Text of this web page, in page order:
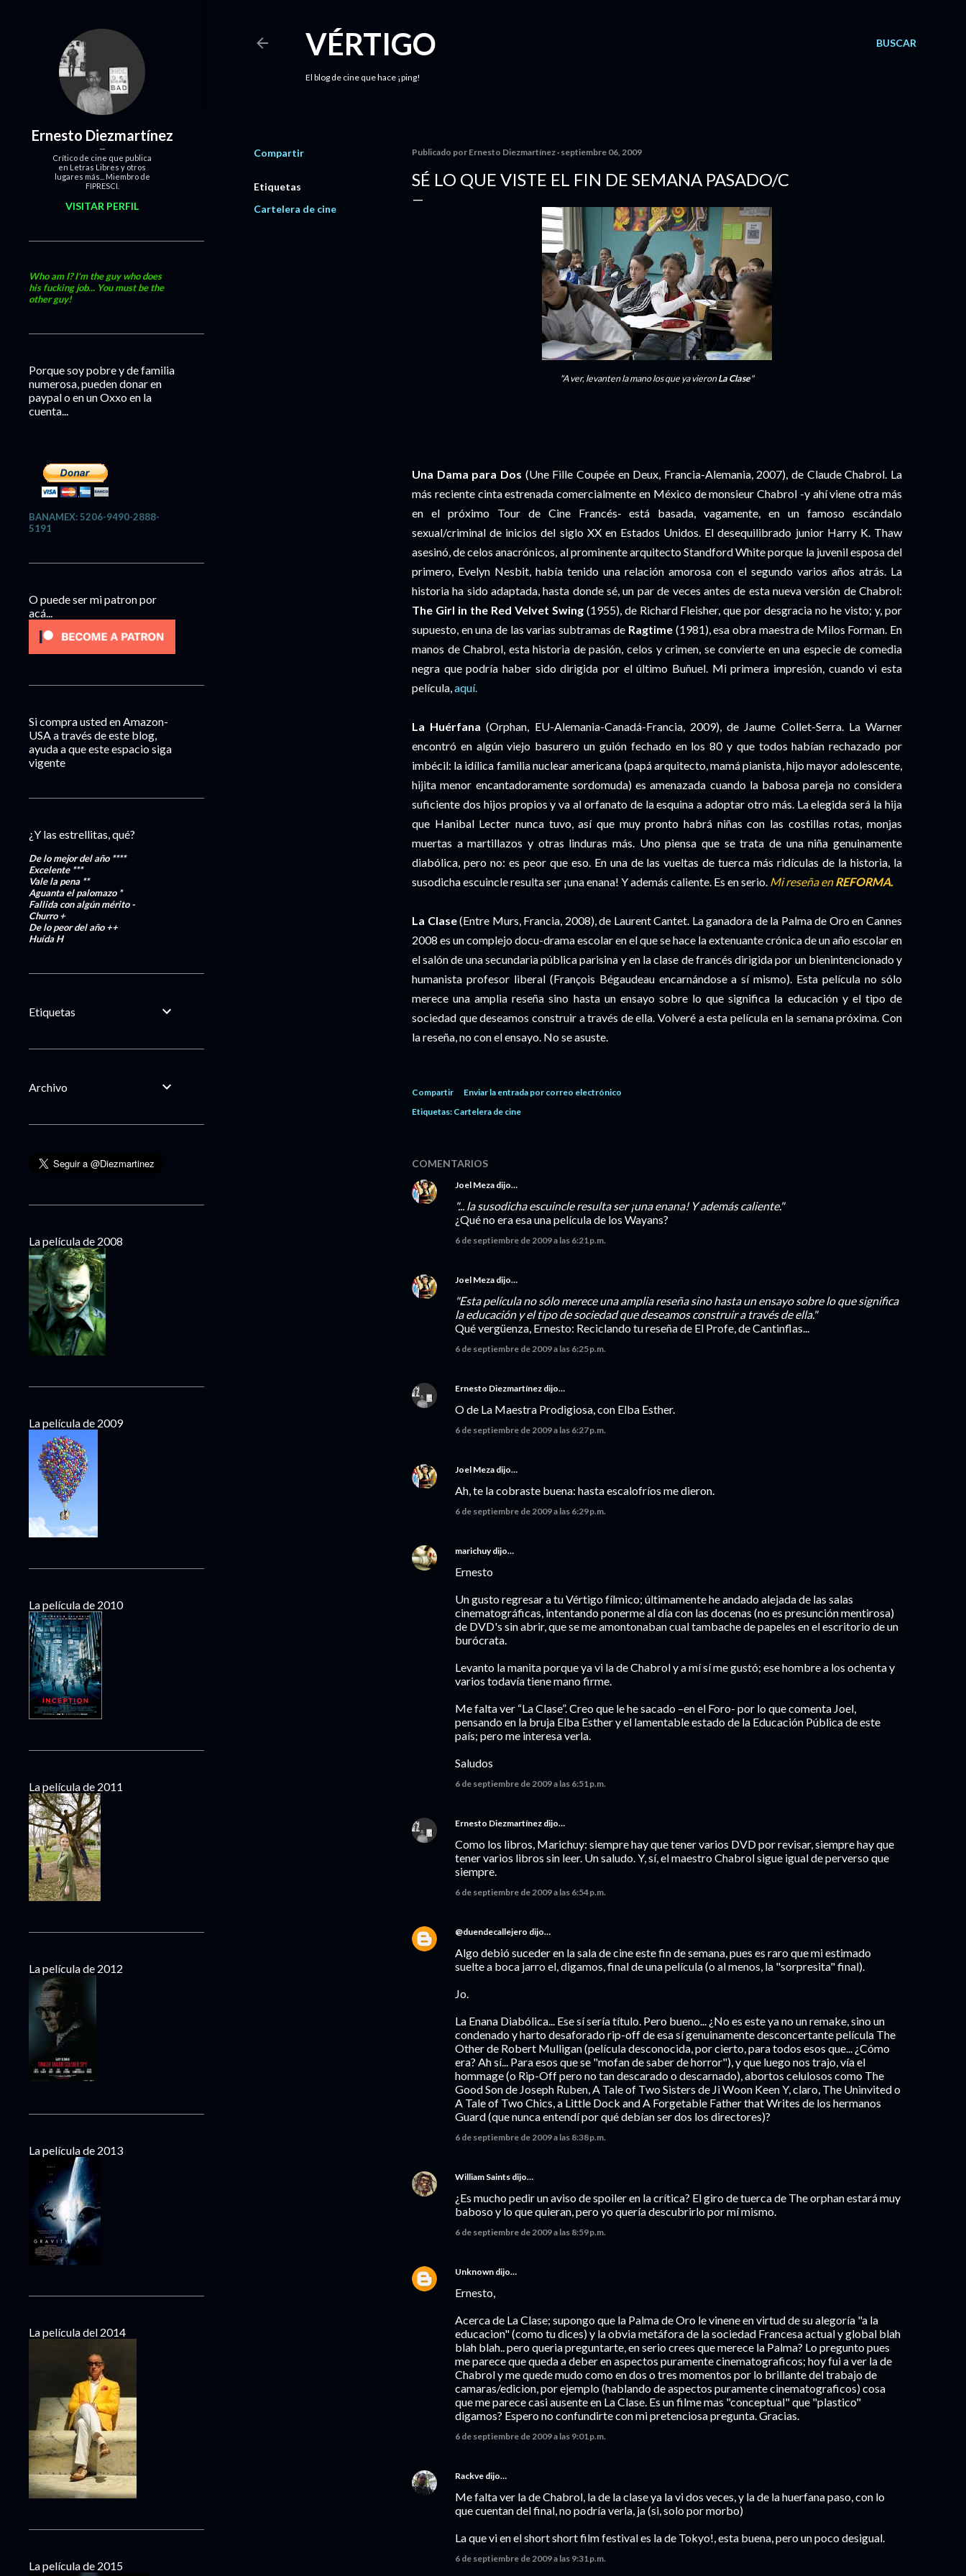
BUSCAR
VÉRTIGO
El blog de cine que hace ¡ping!
Compartir
Etiquetas
Cartelera de cine
Publicado por Ernesto Diezmartínez septiembre 06, 2009
SÉ LO QUE VISTE EL FIN DE SEMANA PASADO/C
"A ver, levanten la mano los que ya vieronLa Clase"
Una Dama para Dos (Une Fille Coupée en Deux, Francia-Alemania, 2007), de Claude Chabrol. La
más reciente cinta estrenada comercialmente en México de monsieur Chabrol -y ahí viene otra más
en el próximo Tour de Cine Francés- está basada, vagamente, en un famoso escándalo
sexual/criminal de inicios del siglo XX en Estados Unidos. El desequilibrado junior Harry K. Thaw
asesinó, de celos anacrónicos, al prominente arquitecto Standford White porque la juvenil esposa del
primero, Evelyn Nesbit, había tenido una relación amorosa con el segundo varios años atrás. La
historia ha sido adaptada, hasta donde sé, un par de veces antes de esta nueva versión de Chabrol:
The Girl in the Red Velvet Swing(1955), de Richard Fleisher, que por desgracia no he visto; y, por
supuesto, en una de las varias subtramas de Ragtime (1981), esa obra maestra de Milos Forman. En
manos de Chabrol, esta historia de pasión, celos y crimen, se convierte en una especie de comedia
negra que podría haber sido dirigida por el último Buñuel. Mi primera impresión, cuando vi esta
película,aquí.
La Huérfana (Orphan, EU-Alemania-Canadá-Francia, 2009), de Jaume Collet-Serra. La Warner
encontró en algún viejo basurero un guión fechado en los 80 y que todos habían rechazado por
imbécil: la idílica familia nuclear americana (papá arquitecto, mamá pianista, hijo mayor adolescente,
hijita menor encantadoramente sordomuda) es amenazada cuando la babosa pareja no considera
suficiente dos hijos propios y va al orfanato de la esquina a adoptar otro más. La elegida será la hija
que Hanibal Lecter nunca tuvo, así que muy pronto habrá niñas con las costillas rotas, monjas
muertas a martillazos y otras linduras más. Uno piensa que se trata de una niña genuinamente
diabólica, pero no: es peor que eso. En una de las vueltas de tuerca más ridículas de la historia, la
susodicha escuincle resulta ser ¡una enana! Y además caliente. Es en serio. Mi reseña enREFORMA.
La Clase(Entre Murs, Francia, 2008), de Laurent Cantet. La ganadora de la Palma de Oro en Cannes
2008 es un complejo docu-drama escolar en el que se hace la extenuante crónica de un año escolar en
el salón de una secundaria pública parisina y en la clase de francés dirigida por un bienintencionado y
humanista profesor liberal (François Bégaudeau encarnándose a sí mismo). Esta película no sólo
merece una amplia reseña sino hasta un ensayo sobre lo que significa la educación y el tipo de
sociedad que deseamos construir a través de ella. Volveré a esta película en la semana próxima. Con
la reseña, no con el ensayo. No se asuste.
Compartir
Enviar la entrada por correo electrónico
Etiquetas: Cartelera de cine
COMENTARIOS
Joel Meza dijo…
"... la susodicha escuincle resulta ser ¡una enana! Y además caliente."
¿Qué no era esa una película de los Wayans?
6 de septiembre de 2009 a las 6:21 p.m.
Joel Meza dijo…
"Esta película no sólo merece una amplia reseña sino hasta un ensayo sobre lo que significa
la educación y el tipo de sociedad que deseamos construir a través de ella."
Qué vergüenza, Ernesto: Reciclando tu reseña de El Profe, de Cantinflas...
6 de septiembre de 2009 a las 6:25 p.m.
Ernesto Diezmartínez dijo…
O de La Maestra Prodigiosa, con Elba Esther.
6 de septiembre de 2009 a las 6:27 p.m.
Joel Meza dijo…
Ah, te la cobraste buena: hasta escalofríos me dieron.
6 de septiembre de 2009 a las 6:29 p.m.
marichuydijo…
Ernesto
Un gusto regresar a tu Vértigo fílmico; últimamente he andado alejada de las salas
cinematográficas, intentando ponerme al día con las docenas (no es presunción mentirosa)
de DVD's sin abrir, que se me amontonaban cual tambache de papeles en el escritorio de un
burócrata.
Levanto la manita porque ya vi la de Chabrol y a mí sí me gustó; ese hombre a los ochenta y
varios todavía tiene mano firme.
Me falta ver “La Clase”. Creo que le he sacado –en el Foro- por lo que comenta Joel,
pensando en la bruja Elba Esther y el lamentable estado de la Educación Pública de este
país; pero me interesa verla.
Saludos
6 de septiembre de 2009 a las 6:51 p.m.
Ernesto Diezmartínez dijo…
Como los libros, Marichuy: siempre hay que tener varios DVD por revisar, siempre hay que
tener varios libros sin leer. Un saludo. Y, sí, el maestro Chabrol sigue igual de perverso que
siempre.
6 de septiembre de 2009 a las 6:54 p.m.
@duendecallejero dijo…
Algo debió suceder en la sala de cine este fin de semana, pues es raro que mi estimado
suelte a boca jarro el, digamos, final de una película (o al menos, la "sorpresita" final).
Jo.
La Enana Diabólica... Ese sí sería título. Pero bueno... ¿No es este ya no un remake, sino un
condenado y harto desaforado rip-off de esa sí genuinamente desconcertante película The
Other de Robert Mulligan (película desconocida, por cierto, para todos esos que... ¿Cómo
era? Ah sí... Para esos que se "mofan de saber de horror"), y que luego nos trajo, vía el
hommage (o Rip-Off pero no tan descarado o descarnado), abortos celulosos como The
Good Son de Joseph Ruben, A Tale of Two Sisters de Ji Woon Keen Y, claro, The Uninvited o
A Tale of Two Chics, a Little Dock and A Forgetable Father that Writes de los hermanos
Guard (que nunca entendí por qué debían ser dos los directores)?
6 de septiembre de 2009 a las 8:38 p.m.
William Saints dijo…
¿Es mucho pedir un aviso de spoiler en la crítica? El giro de tuerca de The orphan estará muy
baboso y lo que quieran, pero yo quería descubrirlo por mí mismo.
6 de septiembre de 2009 a las 8:59 p.m.
Unknown dijo…
Ernesto,
Acerca de La Clase; supongo que la Palma de Oro le vinene en virtud de su alegoría "a la
educacion" (como tu dices) y la obvia metáfora de la sociedad Francesa actual y global blah
blah blah.. pero queria preguntarte, en serio crees que merece la Palma? Lo pregunto pues
me parece que queda a deber en aspectos puramente cinematograficos; hoy fui a ver la de
Chabrol y me quede mudo como en dos o tres momentos por lo brillante del trabajo de
camaras/edicion, por ejemplo (hablando de aspectos puramente cinematograficos) cosa
que me parece casi ausente en La Clase. Es un filme mas "conceptual" que "plastico"
digamos? Espero no confundirte con mi pretenciosa pregunta. Gracias.
6 de septiembre de 2009 a las 9:01 p.m.
Rackve dijo…
Me falta ver la de Chabrol, la de la clase ya la vi dos veces, y la de la huerfana paso, con lo
que cuentan del final, no podría verla, ja (si, solo por morbo)
La que vi en el short short film festival es la de Tokyo!, esta buena, pero un poco desigual.
6 de septiembre de 2009 a las 9:31 p.m.
Ernesto Diezmartínez
Crítico de cine que publica
en Letras Libres y otros
lugares más... Miembro de
FIPRESCI.
VISITAR PERFIL
Who am I? I'm the guy who does
his fucking job... You must be the
other guy!
Porque soy pobre y de familia
numerosa, pueden donar en
paypal o en un Oxxo en la
cuenta...
BANAMEX: 5206-9490-2888-
5191
O puede ser mi patron por
acá...
Si compra usted en Amazon-
USA a través de este blog,
ayuda a que este espacio siga
vigente
¿Y las estrellitas, qué?
De lo mejor del año ****
Excelente***
Vale la pena **
Aguanta el palomazo *
Fallida con algún mérito-
Churro+
De lo peor del año++
HuídaH
Etiquetas
Archivo
La película de 2008
La película de 2009
La película de 2010
La película de 2011
La película de 2012
La película de 2013
La película del 2014
La película de 2015